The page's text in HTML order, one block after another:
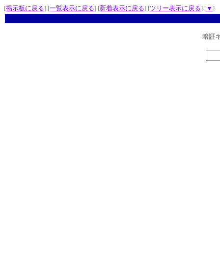
[掲示板に戻る] [一覧表示に戻る] [新着表示に戻る] [ツリー表示に戻る] [▼ ]
暗証